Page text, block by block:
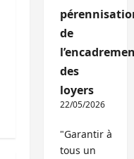
de
des
loyers
22/05/2026
"Garantir à
tous un